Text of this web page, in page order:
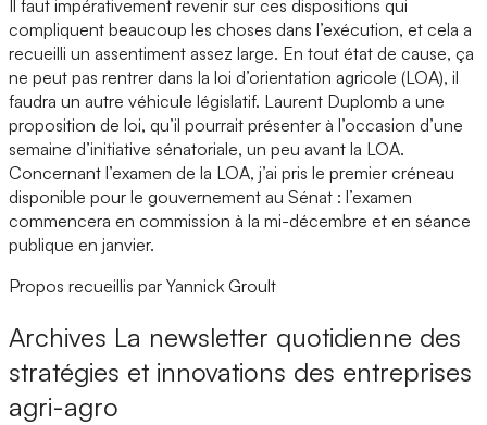
Il faut impérativement revenir sur ces dispositions qui
compliquent beaucoup les choses dans l’exécution, et cela a
recueilli un assentiment assez large. En tout état de cause, ça
ne peut pas rentrer dans la loi d’orientation agricole (LOA), il
faudra un autre véhicule législatif. Laurent Duplomb a une
proposition de loi, qu’il pourrait présenter à l’occasion d’une
semaine d’initiative sénatoriale, un peu avant la LOA.
Concernant l’examen de la LOA, j’ai pris le premier créneau
disponible pour le gouvernement au Sénat : l’examen
commencera en commission à la mi-décembre et en séance
publique en janvier.
Propos recueillis par Yannick Groult
Archives La newsletter quotidienne des
stratégies et innovations des entreprises
agri-agro